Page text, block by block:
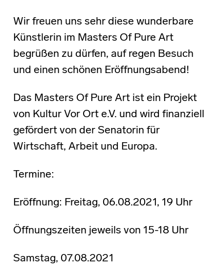
Wir freuen uns sehr diese wunderbare
Künstlerin im Masters Of Pure Art
begrüßen zu dürfen, auf regen Besuch
und einen schönen Eröffnungsabend!
Das Masters Of Pure Art ist ein Projekt
von Kultur Vor Ort e.V. und wird finanziell
gefördert von der Senatorin für
Wirtschaft, Arbeit und Europa.
Termine:
Eröffnung: Freitag, 06.08.2021, 19 Uhr
Öffnungszeiten jeweils von 15-18 Uhr
Samstag, 07.08.2021